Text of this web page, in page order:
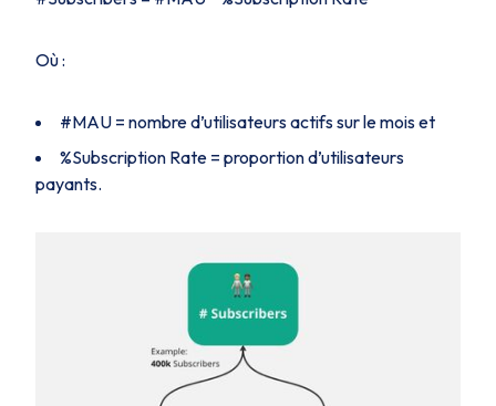
Où :
#MAU = nombre d’utilisateurs actifs sur le mois et
%Subscription Rate = proportion d’utilisateurs
payants.